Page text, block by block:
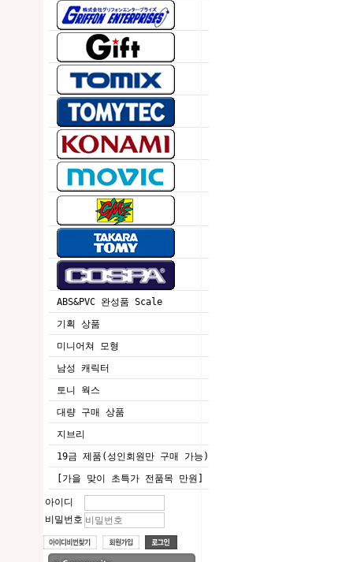
ABS&PVC 완성품 Scale
기획 상품
미니어쳐 모형
남성 캐릭터
토니 웍스
대량 구매 상품
지브리
19금 제품(성인회원만 구매 가능)
[가을 맞이 초특가 전품목 만원]
아이디
비밀번호